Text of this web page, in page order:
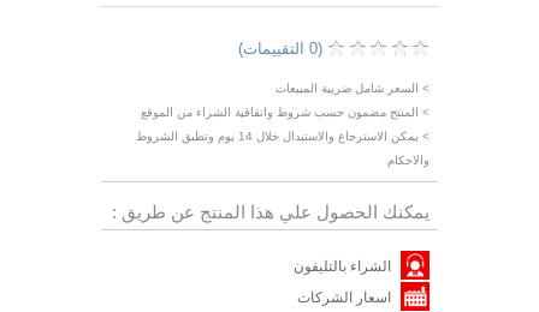
(0 التقييمات)
> السعر شامل ضريبة المبيعات
> المنتج مضمون حسب شروط واتفاقية الشراء من الموقع
> يمكن الاسترجاع والاستبدال خلال 14 يوم وتطبق الشروط
والاحكام
يمكنك الحصول علي هذا المنتج عن طريق :
الشراء بالتليفون
اسعار الشركات